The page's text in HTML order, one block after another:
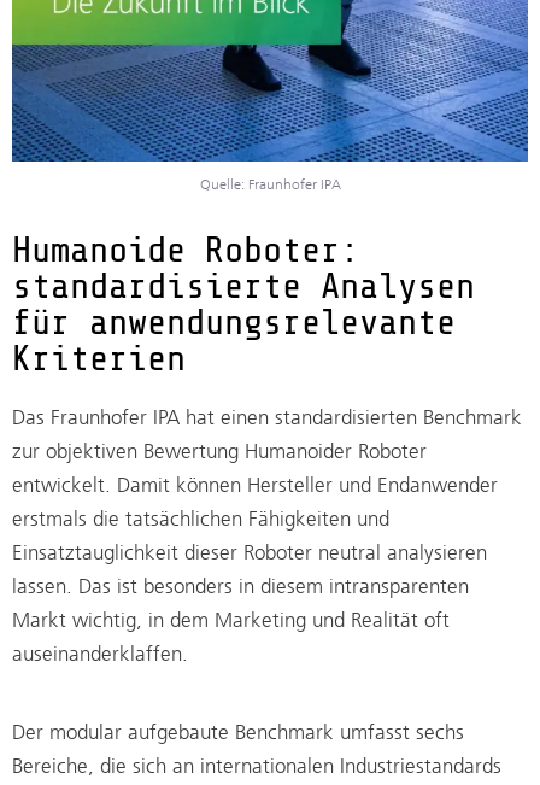
Quelle: Fraunhofer IPA
Humanoide Roboter:
standardisierte Analysen
für anwendungsrelevante
Kriterien
Das Fraunhofer IPA hat einen standardisierten Benchmark
zur objektiven Bewertung Humanoider Roboter
entwickelt. Damit können Hersteller und Endanwender
erstmals die tatsächlichen Fähigkeiten und
Einsatztauglichkeit dieser Roboter neutral analysieren
lassen. Das ist besonders in diesem intransparenten
Markt wichtig, in dem Marketing und Realität oft
auseinanderklaffen.
Der modular aufgebaute Benchmark umfasst sechs
Bereiche, die sich an internationalen Industriestandards